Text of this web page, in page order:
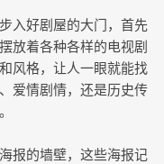
入好剧屋的大门，首先
放着各种各样的电视剧
风格，让人一眼就能找
爱情剧情，还是历史传
报的墙壁，这些海报记